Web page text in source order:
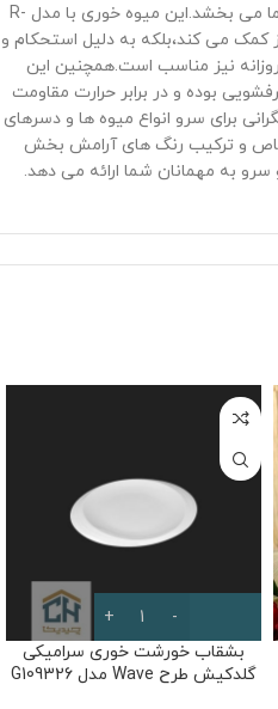
‌ای جذاب و هنری به میز پذیرایی شما می ‌بخشد.این میوه خوری با مدل R-
میز کمک می ‌کند،بلکه به دلیل استحکام و
روزانه نیز مناسب است.همچنین این
بوده و در برابر حرارت مقاومت
برای سرو انواع میوه ‌ها و دسرهای
خاص و ترکیب رنگ ‌های آرامش ‌بخش
سرو به مهمانان شما ارائه می ‌دهد.
بشقاب خورشت خوری سرامیکی
گلدکیش طرح Wave مدل G109326